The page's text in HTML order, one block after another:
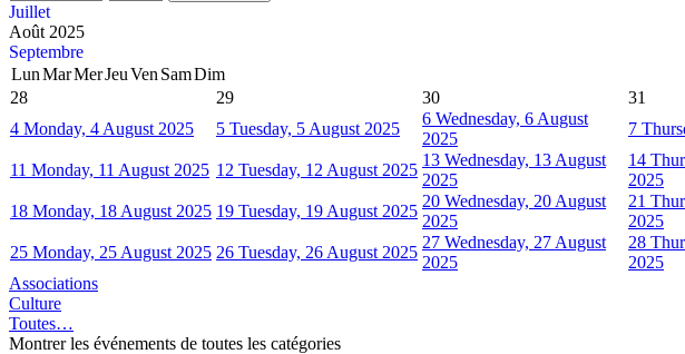
Juillet
Août 2025
Septembre
LunMarMerJeuVen SamDim
28
29 30 31
4 Monday, 4 August 2025 5 Tuesday, 5 August 2025
6 Wednesday, 6 August
2025
7
11 Monday, 11 August 2025 12 Tuesday, 12 August 2025
13 Wednesday, 13 August
2025
14
2025
18 Monday, 18 August 2025 19 Tuesday, 19 August 2025
20 Wednesday, 20 August
2025
21
2025
25 Monday, 25 August 2025 26 Tuesday, 26 August 2025
27 Wednesday, 27 August
2025
28
2025
Associations
Culture
Toutes…
Montrer les événements de toutes les catégories